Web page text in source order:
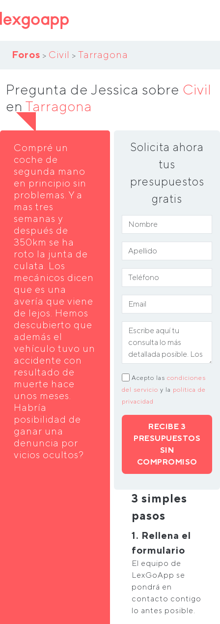
Foros > Civil > Tarragona
Pregunta de Jessica sobre Civil
en Tarragona
Compré un
coche de
segunda mano
en principio sin
problemas. Y a
mas tres
semanas y
después de
350km se ha
roto la junta de
culata. Los
mecánicos dicen
que es una
avería que viene
de lejos. Hemos
descubierto que
además el
vehículo tuvo un
accidente con
resultado de
muerte hace
unos meses.
Habría
posibilidad de
ganar una
denuncia por
vicios ocultos?
Solicita ahora
tus
presupuestos
gratis
Acepto las condiciones
del servicio y la política de
privacidad
RECIBE 3
PRESUPUESTOS
SIN
COMPROMISO
3 simples
pasos
1. Rellena el
formulario
El equipo de
LexGoApp se
pondrá en
contacto contigo
lo antes posible.